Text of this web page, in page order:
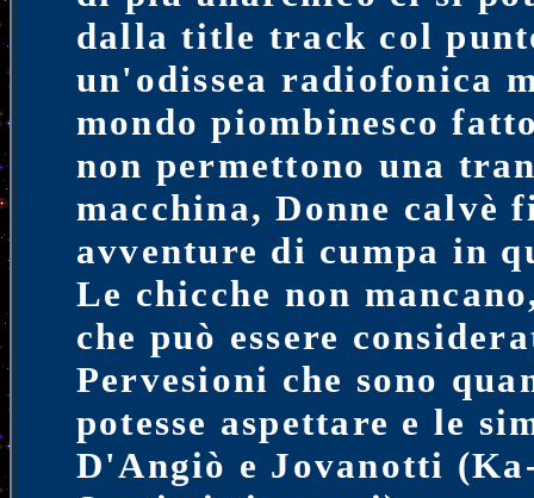
dalla title track col
un'odissea radiofonica
mondo piombinesco
non permettono una
macchina, Donne calvè
avventure di cumpa in
Le chicche non
che può essere
Pervesioni che sono
potesse aspettare e le
D'Angiò e Jovanotti